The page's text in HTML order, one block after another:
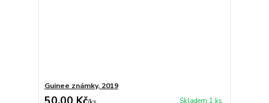
Guinee známky, 2019
Skladem 1 ks